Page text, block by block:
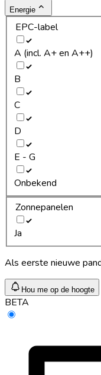
Energie
EPC-label
A (incl. A+ en A++)
B
C
D
E - G
Onbekend
Zonnepanelen
Ja
Als eerste nieuwe
Hou me op de hoogte
BETA